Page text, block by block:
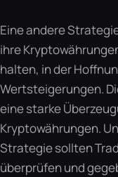
Eine andere
ihre
halten, in der
Wertsteigerungen.
eine starke
Kryptowährungen.
Strategie sollten
überprüfen und